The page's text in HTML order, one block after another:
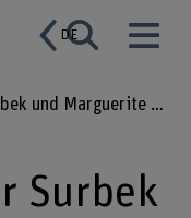
DE
Nachlass Victor Surbek und Marguerite Frey-Surbek - Erschliessung und Erhalt
Surbek